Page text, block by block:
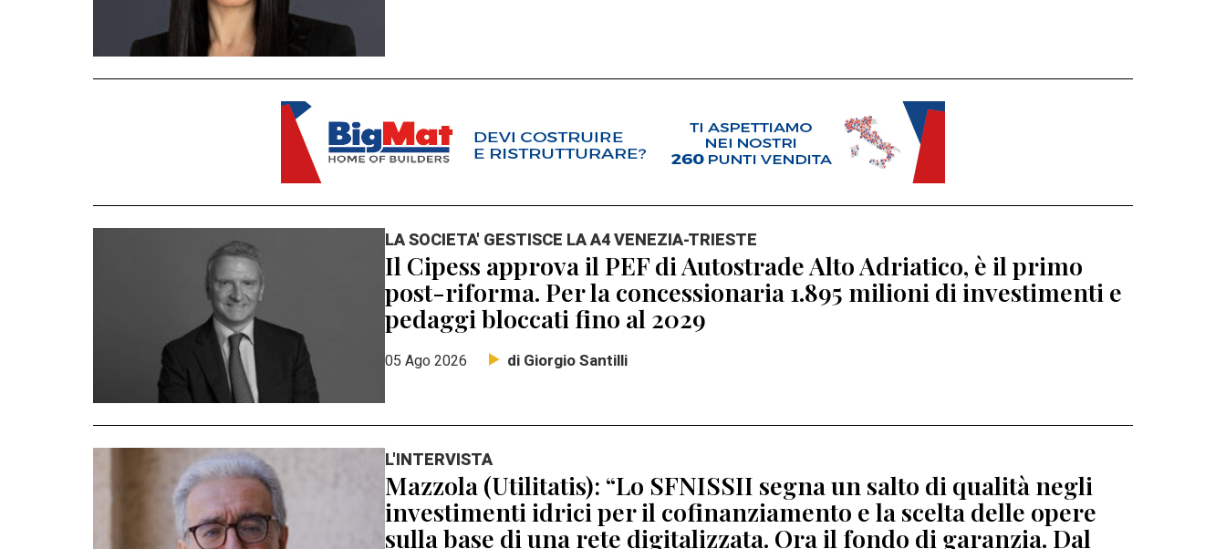
LA SOCIETA' GESTISCE LA A4 VENEZIA-TRIESTE
Il Cipess approva il PEF di Autostrade Alto Adriatico, è il primo
post-riforma. Per la concessionaria 1.895 milioni di investimenti e
pedaggi bloccati fino al 2029
05 Ago 2026 di Giorgio Santilli
L'INTERVISTA
Mazzola (Utilitatis): “Lo SFNISSII segna un salto di qualità negli
investimenti idrici per il cofinanziamento e la scelta delle opere
sulla base di una rete digitalizzata. Ora il fondo di garanzia. Dal